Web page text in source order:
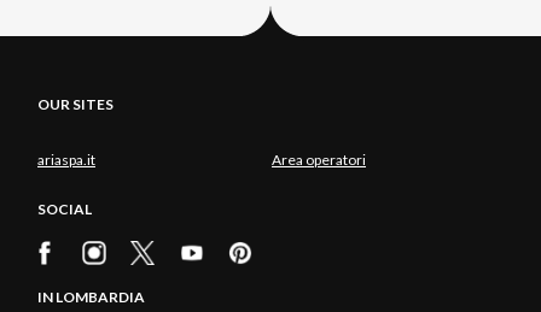
OUR SITES
ariaspa.it Area operatori
SOCIAL
IN LOMBARDIA